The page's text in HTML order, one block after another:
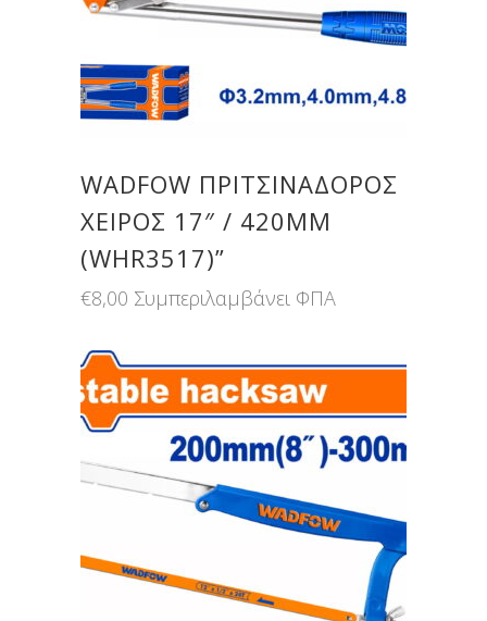
WADFOW ΠΡΙΤΣΙΝΑΔΟΡΟΣ
ΧΕΙΡΟΣ 17″ / 420MM
(WHR3517)”
€8,00 Συμπεριλαμβάνει ΦΠΑ